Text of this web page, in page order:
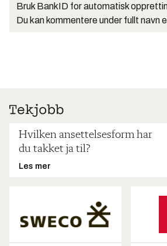
Bruk BankID for automatisk
Du kan kommentere under fullt navn
Hvilken ansettelsesform har
du takket ja til?
Les mer